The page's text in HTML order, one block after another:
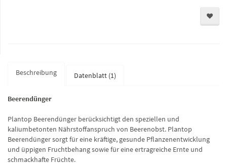
Beschreibung Datenblatt (1)
Beerendünger
Plantop Beerendünger berücksichtigt den speziellen und
kaliumbetonten Nährstoffanspruch von Beerenobst. Plantop
Beerendünger sorgt für eine kräftige, gesunde Pflanzenentwicklung
und üppigen Fruchtbehang sowie für eine ertragreiche Ernte und
schmackhafte Früchte.